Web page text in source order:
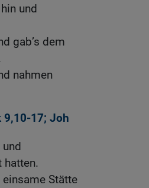
und
gab’s dem
nahmen
9,10-17; Joh
hatten.
einsame Stätte